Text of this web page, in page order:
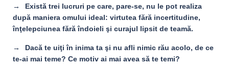
Există trei lucruri pe care, pare-se, nu le pot realiza
după maniera omului ideal: virtutea fără incertitudine,
înţelepciunea fără îndoieli şi curajul lipsit de teamă.
Dacă te uiţi în inima ta şi nu afli nimic rău acolo, de ce
te-ai mai teme? Ce motiv ai mai avea să te temi?